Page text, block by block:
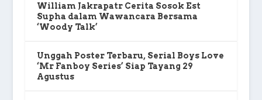
William Jakrapatr Cerita Sosok Est
Supha dalam Wawancara Bersama
‘Woody Talk’
Unggah Poster Terbaru, Serial Boys Love
‘Mr Fanboy Series’ Siap Tayang 29
Agustus